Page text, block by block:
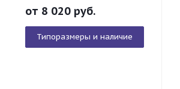
от 8 020 руб.
Типоразмеры и наличие